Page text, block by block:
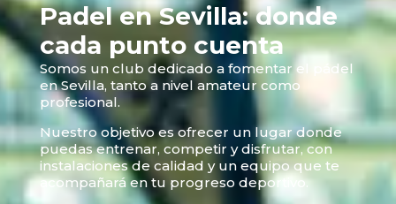
Padel en Sevilla: donde
cada punto cuenta
Somos un club dedicado a fomentar el pádel
en Sevilla, tanto a nivel amateur como
profesional.
Nuestro objetivo es ofrecer un lugar donde
puedas entrenar, competir y disfrutar, con
instalaciones de calidad y un equipo que te
acompañará en tu progreso deportivo.